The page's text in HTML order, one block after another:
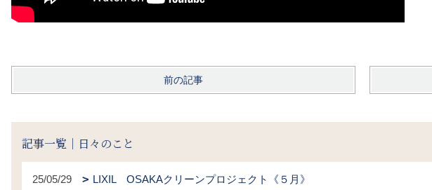
前の記事
記事一覧｜日々のこと
25/05/29 LIXIL OSAKAクリーンプロジェクト《５月》